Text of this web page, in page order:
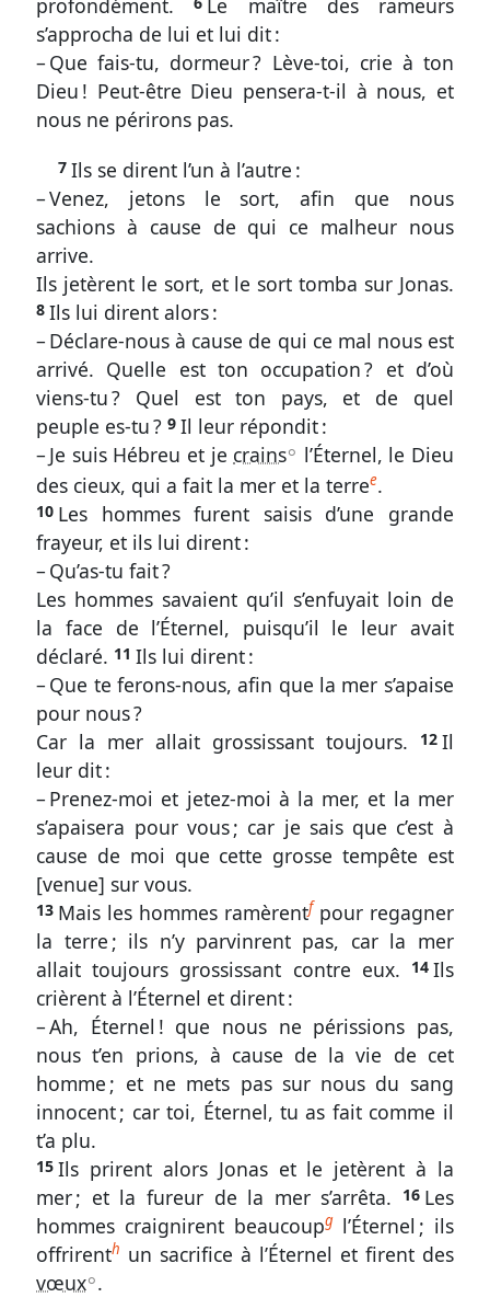
profondément. Le maître des rameurs
s’approcha de lui et lui dit :
– Que fais-tu, dormeur ? Lève-toi, crie à ton
Dieu ! Peut-être Dieu pensera-t-il à nous, et
nous ne périrons pas.
7 Ils se dirent l’un à l’autre :
– Venez, jetons le sort, afin que nous
sachions à cause de qui ce malheur nous
arrive.
Ils jetèrent le sort, et le sort tomba sur Jonas.
8 Ils lui dirent alors :
– Déclare-nous à cause de qui ce mal nous est
arrivé. Quelle est ton occupation ? et d’où
viens-tu ? Quel est ton pays, et de quel
peuple es-tu ?9 Il leur répondit :
– Je suis Hébreu et je crainsA
l’Éternel, le Dieu
des cieux, qui a fait la mer et la terree.
10 Les hommes furent saisis d’une grande
frayeur, et ils lui dirent :
– Qu’as-tu fait ?
Les hommes savaient qu’il s’enfuyait loin de
la face de l’Éternel, puisqu’il le leur avait
déclaré. 11 Ils lui dirent :
– Que te ferons-nous, afin que la mer s’apaise
pour nous ?
Car la mer allait grossissant toujours.
12 Il
leur dit :
– Prenez-moi et jetez-moi à la mer, et la mer
s’apaisera pour vous ; car je sais que c’est à
cause de moi que cette grosse tempête est
[venue] sur vous.
13 Mais les hommes ramèrentfpour regagner
la terre ; ils n’y parvinrent pas, car la mer
allait toujours grossissant contre eux.
14 Ils
crièrent à l’Éternel et dirent :
– Ah, Éternel ! que nous ne périssions pas,
nous t’en prions, à cause de la vie de cet
homme ; et ne mets pas sur nous du sang
innocent ; car toi, Éternel, tu as fait comme il
t’a plu.
15 Ils prirent alors Jonas et le jetèrent à la
mer ; et la fureur de la mer s’arrêta.
16 Les
hommes craignirent beaucoupgl’Éternel ; ils
offrirenth un sacrifice à l’Éternel et firent des
vœuxA .
prophète
généraux
Glossaire
Signes
&
Abréviations
Écarts
de
numérotation
Autres
supports
Exemplaire
papier
Télécharger
Nous
contacter
Signaler
une
erreur
Participer
aux
coûts
du
site